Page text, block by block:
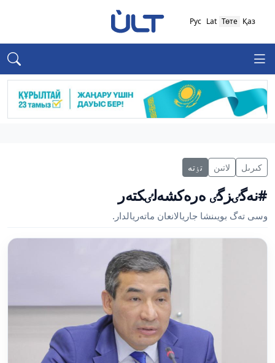
Қаз
Төте
Lat
Рус
كىرىل لاتىن تٶتە
#نەگٸزگٸ ەرەكشەلٸكتەر
وسى تەگ بويىنشا جاريالانعان ماتەريالدار.